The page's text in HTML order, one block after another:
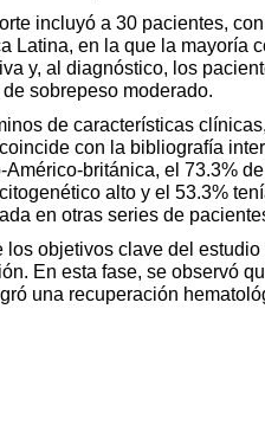
incluyó a 30 pacientes,
Latina, en la que la mayoría
y, al diagnóstico, los
sobrepeso moderado.
de características
con la bibliografía
Américo-británica, el 73.3%
alto y el 53.3%
en otras series de
los objetivos clave del
En esta fase, se observó
una recuperación